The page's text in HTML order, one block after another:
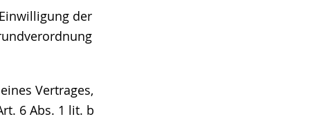
der
Vertrages,
6 Abs. 1 lit. b